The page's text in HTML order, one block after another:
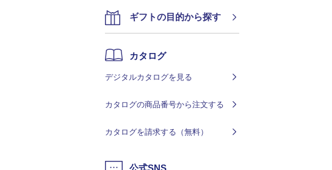
ギフトの目的から探す
カタログ
デジタルカタログを見る
カタログの商品番号から注文する
カタログを請求する（無料）
公式SNS